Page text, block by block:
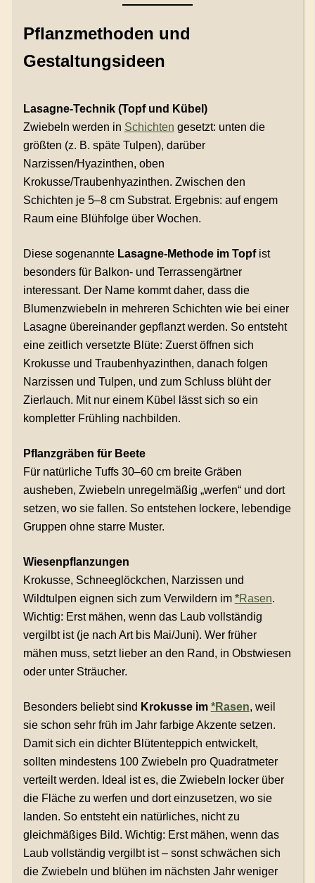
Pflanzmethoden und
Gestaltungsideen
Lasagne-Technik (Topf und Kübel)
Zwiebeln werden in Schichten gesetzt: unten die
größten (z. B. späte Tulpen), darüber
Narzissen/Hyazinthen, oben
Krokusse/Traubenhyazinthen. Zwischen den
Schichten je 5–8 cm Substrat. Ergebnis: auf engem
Raum eine Blühfolge über Wochen.
Diese sogenannte Lasagne-Methode im Topfist
besonders für Balkon- und Terrassengärtner
interessant. Der Name kommt daher, dass die
Blumenzwiebeln in mehreren Schichten wie bei einer
Lasagne übereinander gepflanzt werden. So entsteht
eine zeitlich versetzte Blüte: Zuerst öffnen sich
Krokusse und Traubenhyazinthen, danach folgen
Narzissen und Tulpen, und zum Schluss blüht der
Zierlauch. Mit nur einem Kübel lässt sich so ein
kompletter Frühling nachbilden.
Pflanzgräben für Beete
Für natürliche Tuffs 30–60 cm breite Gräben
ausheben, Zwiebeln unregelmäßig „werfen“ und dort
setzen, wo sie fallen. So entstehen lockere, lebendige
Gruppen ohne starre Muster.
Wiesenpflanzungen
Krokusse, Schneeglöckchen, Narzissen und
Wildtulpen eignen sich zum Verwildern im *Rasen.
Wichtig: Erst mähen, wenn das Laub vollständig
vergilbt ist (je nach Art bis Mai/Juni). Wer früher
mähen muss, setzt lieber an den Rand, in Obstwiesen
oder unter Sträucher.
Besonders beliebt sind Krokusse im *Rasen, weil
sie schon sehr früh im Jahr farbige Akzente setzen.
Damit sich ein dichter Blütenteppich entwickelt,
sollten mindestens 100 Zwiebeln pro Quadratmeter
verteilt werden. Ideal ist es, die Zwiebeln locker über
die Fläche zu werfen und dort einzusetzen, wo sie
landen. So entsteht ein natürliches, nicht zu
gleichmäßiges Bild. Wichtig: Erst mähen, wenn das
Laub vollständig vergilbt ist – sonst schwächen sich
die Zwiebeln und blühen im nächsten Jahr weniger